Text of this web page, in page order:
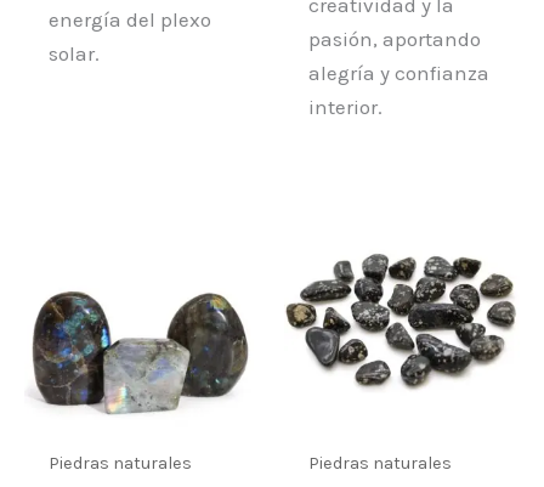
energía del plexo
solar.
creatividad y la
pasión, aportando
alegría y confianza
interior.
Piedras naturales Piedras naturales